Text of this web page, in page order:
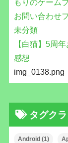
もりのゲーム
お問い合わせ
未分類
【白猫】5周
感想
img_0138.png
タグク
Android (1)